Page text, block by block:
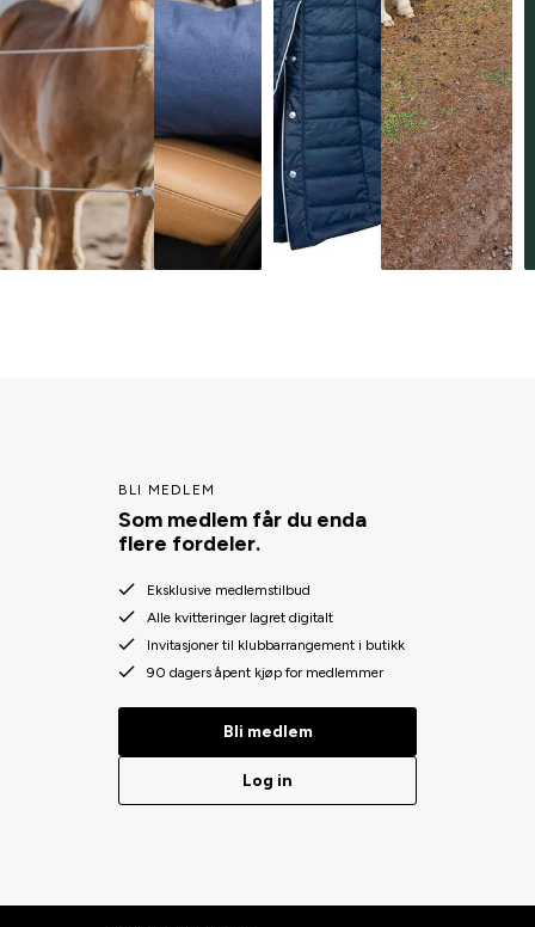
BLI MEDLEM
Som medlem får du enda
flere fordeler.
Eksklusive medlemstilbud
Alle kvitteringer lagret digitalt
Invitasjoner til klubbarrangement i butikk
90 dagers åpent kjøp for medlemmer
Bli medlem
Log in